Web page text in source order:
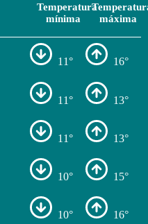
Temperatura
mínima
máxima
11° 16°
11° 13°
11° 13°
10° 15°
10° 16°